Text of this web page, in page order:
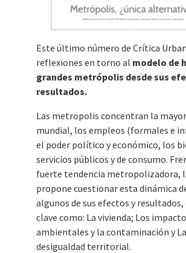
Este último número de Crítica
reflexiones en torno al modelo de
grandes metrópolis desde sus
resultados.
Las metropolis concentran la
mundial, los empleos (formales e
el poder político y económico, los
servicios públicos y de consumo.
fuerte tendencia metropolizadora,
propone cuestionar esta dinámica
algunos de sus efectos y
clave como: La vivienda; Los
ambientales y la contaminación y La
desigualdad territorial.